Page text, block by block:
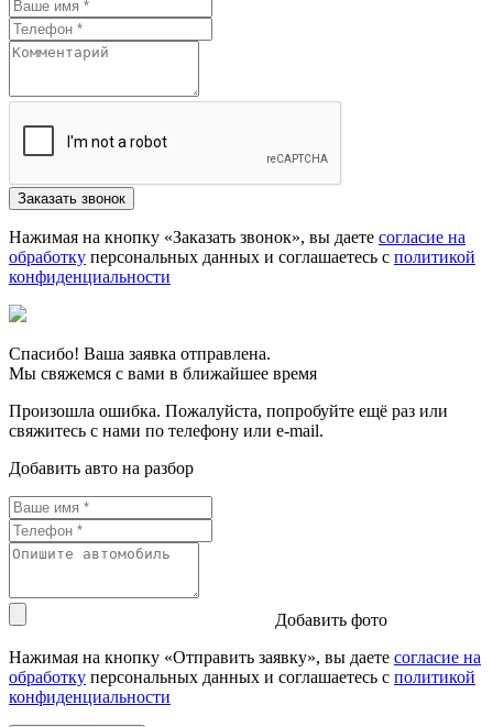
Нажимая на кнопку «Заказать звонок», вы даете согласие на
обработку персональных данных и соглашаетесь c политикой
конфиденциальности
Спасибо! Ваша заявка отправлена.
Мы свяжемся с вами в ближайшее время
Произошла ошибка. Пожалуйста, попробуйте ещё раз или
свяжитесь с нами по телефону или e-mail.
Добавить авто на разбор
Добавить фото
Нажимая на кнопку «Отправить заявку», вы даете согласие на
обработку персональных данных и соглашаетесь c политикой
конфиденциальности